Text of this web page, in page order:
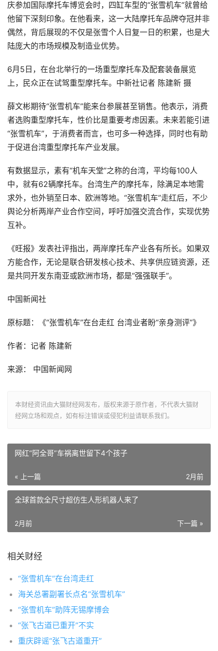
庆参加国际摩托车博览会时，四缸车型的“张雪机车”就曾给
他留下深刻印象。在他看来，这一大陆摩托车品牌夺冠并非
偶然，背后展现的不仅是张雪个人日复一日的积累，也是大
陆庞大的市场规模及制造业优势。
6月5日，在台北举行的一场重型摩托车及配套装备展览
上，民众正在试驾重型摩托车。中新社记者 陈建新 摄
薛文彬期待“张雪机车”能来台参展甚至销售。他表示，消费
者选购重型摩托车，性价比是重要考虑因素。未来若能引进
“张雪机车”，于消费者而言，也可多一种选择，同时也有助
于促进台湾重型摩托车产业发展。
有数据显示，素有“机车天堂”之称的台湾，平均每100人
中，就有62辆摩托车。台湾生产的摩托车，除满足本地需
求外，也外销至日本、欧洲等地。“张雪机车”走红后，不少
舆论分析两岸产业合作空间，呼吁加强交流合作，实现优势
互补。
《旺报》发表社评指出，两岸摩托车产业各有所长。如果双
方能合作，无论是联合研发核心技术、共享供应链资源，还
是共同开发东南亚或欧洲市场，都是“强强联手”。
中国新闻社
原标题：《“张雪机车”在台走红 台湾业者盼“亲身测评”》
作者：记者 陈建新
来源： 中国新闻网
本财经资讯由大猫财经网发布，版权来源于原作者，不代表大猫财
经网立场和观点，如有标注错误或侵犯利益请联系我们。
网红“阿全哥”车祸离世留下4个孩子
« 上一篇 2月前
全球首款全尺寸超仿生人形机器人来了
下一篇 »
2月前
相关财经
“张雪机车”在台湾走红
海关总署副署长点名“张雪机车”
“张雪机车”助阵无锡摩博会
“张飞古道已重开”不实
重庆辟谣“张飞古道重开”